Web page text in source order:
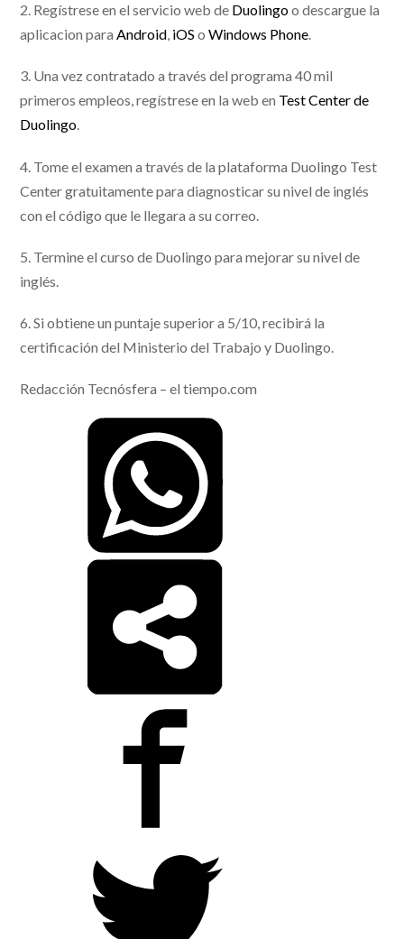
2. Regístrese en el servicio web de Duolingoo descargue la
aplicacion paraAndroid, iOS oWindows Phone.
3. Una vez contratado a través del programa 40 mil
primeros empleos, regístrese en la web en Test Center de
Duolingo.
4. Tome el examen a través de la plataforma Duolingo Test
Center gratuitamente para diagnosticar su nivel de inglés
con el código que le llegara a su correo.
5. Termine el curso de Duolingo para mejorar su nivel de
inglés.
6. Si obtiene un puntaje superior a 5/10, recibirá la
certificación del Ministerio del Trabajo y Duolingo.
Redacción Tecnósfera – el tiempo.com